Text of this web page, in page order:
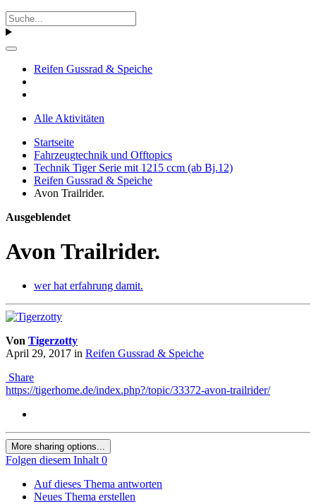
Reifen Gussrad & Speiche
Alle Aktivitäten
Startseite
Fahrzeugtechnik und Offtopics
Technik Tiger Serie mit 1215 ccm (ab Bj.12)
Reifen Gussrad & Speiche
Avon Trailrider.
Ausgeblendet
Avon Trailrider.
wer hat erfahrung damit.
Von Tigerzotty
April 29, 2017 in Reifen Gussrad & Speiche
Share
https://tigerhome.de/index.php?/topic/33372-avon-trailrider/
More sharing options...
Folgen diesem Inhalt 0
Auf dieses Thema antworten
Neues Thema erstellen